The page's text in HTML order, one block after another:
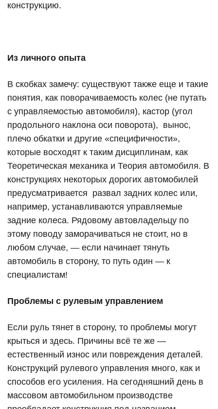
конструкцию.
Из личного опыта
В скобках замечу: существуют также еще и такие
понятия, как поворачиваемость колес (не путать
с управляемостью автомобиля), кастор (угол
продольного наклона оси поворота), вынос,
плечо обкатки и другие «специфичности»,
которые восходят к таким дисциплинам, как
Теоретическая механика и Теория автомобиля. В
конструкциях некоторых дорогих автомобилей
предусматривается развал задних колес или,
например, устанавливаются управляемые
задние колеса. Рядовому автовладельцу по
этому поводу заморачиваться не стоит, но в
любом случае, — если начинает тянуть
автомобиль в сторону, то путь один — к
специалистам!
Проблемы с рулевым управлением
Если руль тянет в сторону, то проблемы могут
крыться и здесь. Причины всё те же —
естественный износ или повреждения деталей.
Конструкций рулевого управления много, как и
способов его усиления. На сегодняшний день в
массовом автомобильном производстве